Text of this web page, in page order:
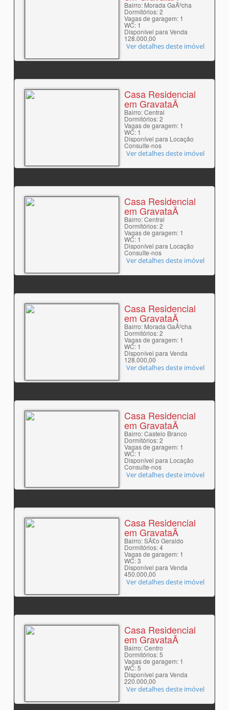
Bairro: Morada GaÃºcha
Dormitórios: 2
Vagas de garagem: 1
WC: 1
Disponível para Venda
128.000,00
Ver detalhes deste imóvel
Casa Residencial
em GravataÃ­
Bairro: Central
Dormitórios: 2
Vagas de garagem: 1
WC: 1
Disponível para Locação
Consulte-nos
Ver detalhes deste imóvel
Casa Residencial
em GravataÃ­
Bairro: Central
Dormitórios: 2
Vagas de garagem: 1
WC: 1
Disponível para Locação
Consulte-nos
Ver detalhes deste imóvel
Casa Residencial
em GravataÃ­
Bairro: Morada GaÃºcha
Dormitórios: 2
Vagas de garagem: 1
WC: 1
Disponível para Venda
128.000,00
Ver detalhes deste imóvel
Casa Residencial
em GravataÃ­
Bairro: Castelo Branco
Dormitórios: 2
Vagas de garagem: 1
WC: 1
Disponível para Locação
Consulte-nos
Ver detalhes deste imóvel
Casa Residencial
em GravataÃ­
Bairro: SÃ£o Geraldo
Dormitórios: 4
Vagas de garagem: 1
WC: 3
Disponível para Venda
450.000,00
Ver detalhes deste imóvel
Casa Residencial
em GravataÃ­
Bairro: Centro
Dormitórios: 5
Vagas de garagem: 1
WC: 5
Disponível para Venda
220.000,00
Ver detalhes deste imóvel